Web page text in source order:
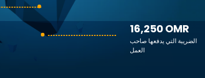
16,250 OMR
الضريبة التي يدفعها صاحب
العمل